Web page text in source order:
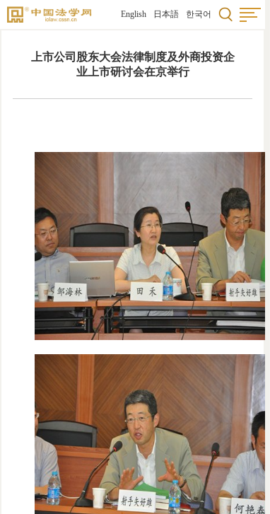
English 日本語 한국어
上市公司股东大会法律制度及外商投资企
业上市研讨会在京举行